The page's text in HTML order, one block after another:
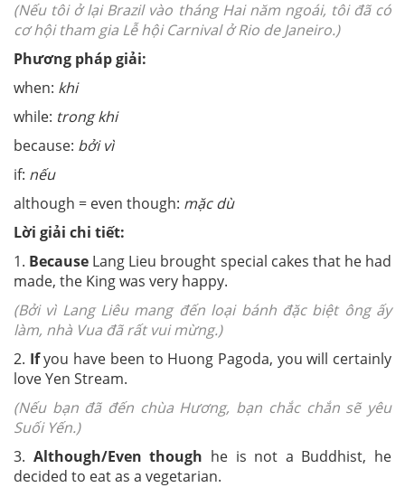
(Nếu tôi ở lại Brazil vào tháng Hai năm ngoái, tôi đã có
cơ hội tham gia Lễ hội Carnival ở Rio de Janeiro.)
Phương pháp giải:
when: khi
while: trong khi
because: bởi vì
if: nếu
although = even though: mặc dù
Lời giải chi tiết:
1. Because Lang Lieu brought special cakes that he had
made, the King was very happy.
(Bởi vì Lang Liêu mang đến loại bánh đặc biệt ông ấy
làm, nhà Vua đã rất vui mừng.)
2. Ifyou have been to Huong Pagoda, you will certainly
love Yen Stream.
(Nếu bạn đã đến chùa Hương, bạn chắc chắn sẽ yêu
Suối Yến.)
3. Although/Even though he is not a Buddhist, he
decided to eat as a vegetarian.